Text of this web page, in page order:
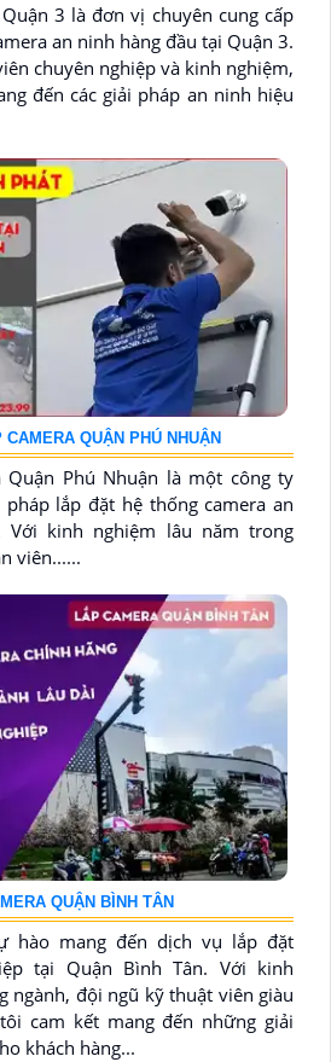
3 là đơn vị chuyên cung cấp
an ninh hàng đầu tại Quận 3.
chuyên nghiệp và kinh nghiệm,
đến các giải pháp an ninh hiệu
QUẬN PHÚ NHUẬN
Quận Phú Nhuận là một công ty
pháp lắp đặt hệ thống camera an
Với kinh nghiệm lâu năm trong
viên......
QUẬN BÌNH TÂN
hào mang đến dịch vụ lắp đặt
tại Quận Bình Tân. Với kinh
ngành, đội ngũ kỹ thuật viên giàu
cam kết mang đến những giải
khách hàng...